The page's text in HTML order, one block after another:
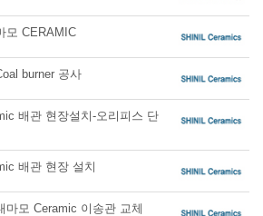
모 CERAMIC
burner 공사
배관 현장설치-오리피스 단
배관 현장 설치
마모 Ceramic 이송관 교체